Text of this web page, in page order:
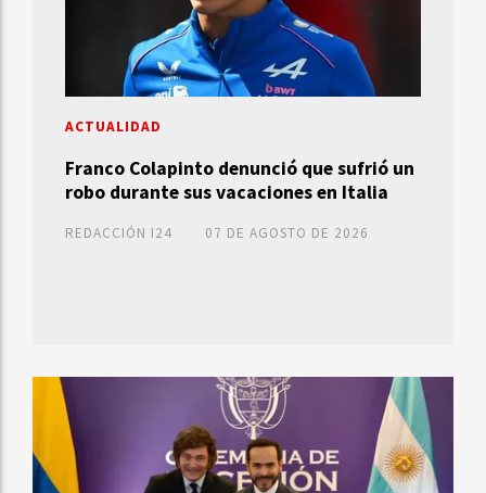
Franco Colapinto denunció que sufrió un
robo durante sus vacaciones en Italia
REDACCIÓN I24
ACTUALIDAD
07 DE AGOSTO DE 2026